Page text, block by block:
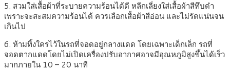
5. สวมใส่เสื้อผ้าที่ระบายความร้อนได้ดี หลีกเลี่ยงใส่เสื้อผ้าสีทึบดำ
เพราะจะสะสมความร้อนได้ ควรเลือกเสื้อผ้าสีอ่อน และไม่รัดแน่นจน
เกินไป
6. ห้ามทิ้งใครไว้ในรถที่จอดอยู่กลางแดด โดยเฉพาะเด็กเล็ก รถที่
จอดตากแดดโดยไม่เปิดเครื่องปรับอากาศอาจมีอุณหภูมิสูงขึ้นได้เร็ว
มากภายใน 10 – 20 นาที